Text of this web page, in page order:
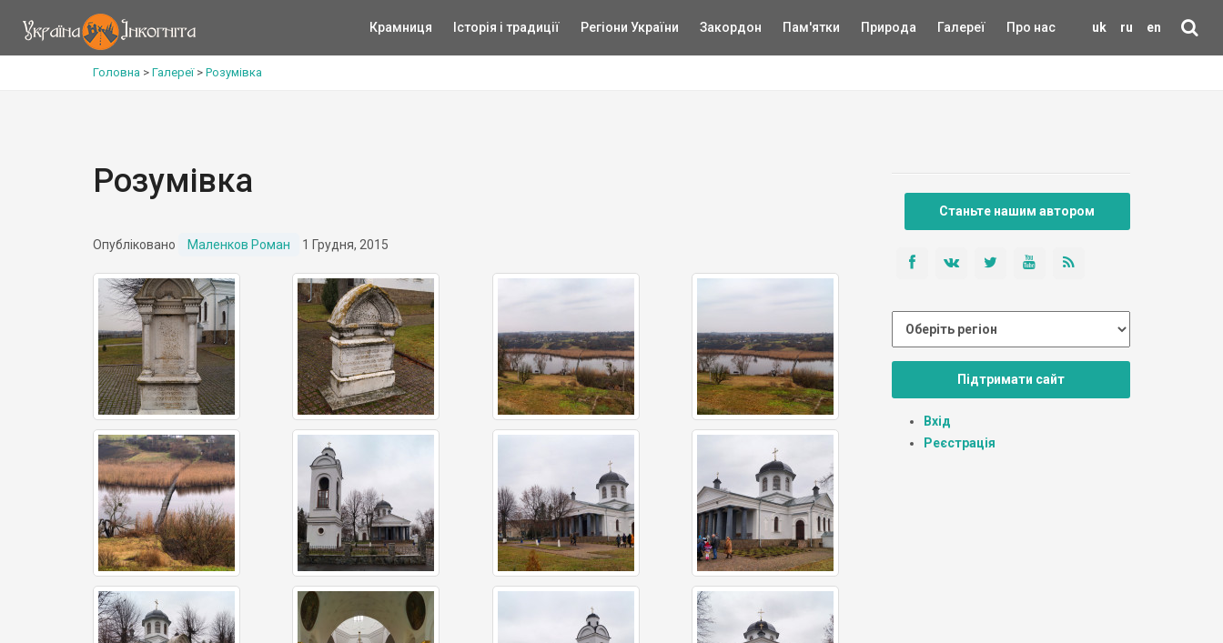
uk ru en
Крамниця Історія і традиції Регіони України Закордон Пам'ятки Природа Галереї Про нас
Головна > Галереї> Розумівка
Розумівка
Опубліковано Маленков Роман 1 Грудня, 2015
Станьте нашим автором
Підтримати сайт
Вхід
Реєстрація